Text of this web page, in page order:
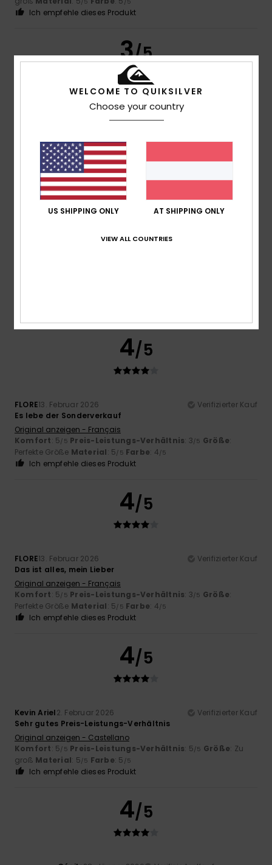
Ich empfehle dieses Produkt
3/5
18. Februar 2026
Komfort: 3/5 Preis-Leistungs-Verhältnis: 3/5 Größe: Groß
Material: 3/5 Farbe: 4/5
4 /5
4/5
FLORE13. Februar 2026
Verifizierter Kauf
Es lebe der Sonderverkauf
Original anzeigen - Français
Komfort: 5/5 Preis-Leistungs-Verhältnis: 3/5 Größe:
Perfekte Größe Material: 5/5 Farbe: 4/5
Ich empfehle dieses Produkt
4/5
FLORE13. Februar 2026
Verifizierter Kauf
Das ist alles, mein Lieber
Original anzeigen - Français
Komfort: 5/5 Preis-Leistungs-Verhältnis: 3/5 Größe:
Perfekte Größe Material: 5/5 Farbe: 4/5
Ich empfehle dieses Produkt
4/5
Kevin Ariel2. Februar 2026
Verifizierter Kauf
Sehr gutes Preis-Leistungs-Verhältnis
Original anzeigen - Castellano
Komfort: 5/5 Preis-Leistungs-Verhältnis: 5/5 Größe: Zu
groß Material: 5/5 Farbe: 5 /5
Ich empfehle dieses Produkt
4/5
WELCOME TO QUIKSILVER
Choose your country
US SHIPPING ONLY AT SHIPPING ONLY
VIEW ALL COUNTRIES